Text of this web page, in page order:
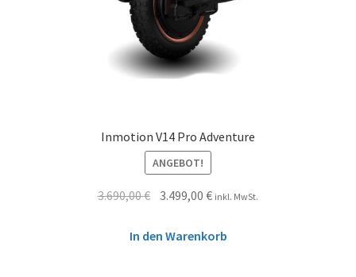
Inmotion V14 Pro Adventure
ANGEBOT!
3.690,00€ 3.499,00€ inkl. MwSt.
In den Warenkorb